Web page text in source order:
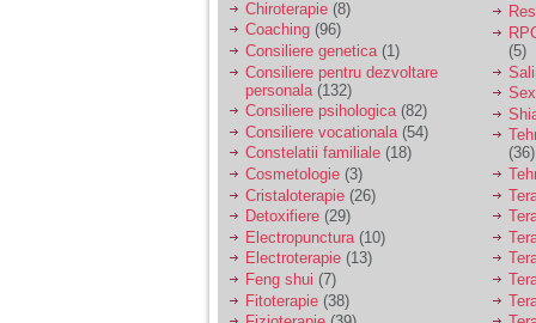
cronica de care nu pot
scapa si simt ca din
cauza ei nu pot
controla nervii si
cateodata are copilul
de suferit.
Am o bariera peste
care nu pot trece:
prietena mea a ramas
insarcinata cu o fata.
Am fost de comun
acord sa facem un
copil, cu gandul ca e
baiat.
Chiroterapie (8)
Coaching (96)
Consiliere genetica(1)
Consiliere pentru dezvoltare
personala (132)
Consiliere psihologica(82)
Consiliere vocationala (54)
Constelatii familiale (18)
Cosmetologie (3)
Cristaloterapie (26)
Detoxifiere (29)
Electropunctura (10)
Electroterapie (13)
Feng shui (7)
Fitoterapie (38)
(5)
(36)